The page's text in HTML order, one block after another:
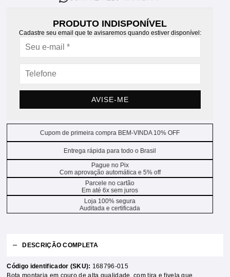
PRODUTO INDISPONÍVEL
Cadastre seu email que te avisaremos quando estiver disponível:
AVISE-ME
Cupom de primeira compra BEM-VINDA 10% OFF
Entrega rápida para todo o Brasil
Pague no Pix
Com aprovação automática e 5% off
Parcele no cartão
Em até 6x sem juros
Loja 100% segura
Auditada e certificada
DESCRIÇÃO COMPLETA
Código identificador (SKU): 168796-015
Bota montaria em couro de alta qualidade, com tira e fivela que